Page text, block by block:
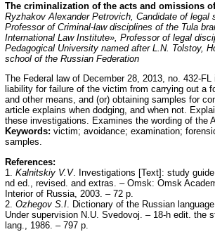
The criminalization of the acts and omissions
Ryzhakov Alexander Petrovich, Candidate of legal
Professor of Criminal-law disciplines of the Tula
International Law Institute», Professor of legal
Pedagogical University named after L.N. Tolstoy,
school of the Russian Federation
The Federal law of December 28, 2013, no. 432-FL
liability for failure of the victim from carrying out a
and other means, and (or) obtaining samples for
article explains when dodging, and when not.
these investigations. Examines the wording of the
Keywords: victim; avoidance; examination;
samples.
References:
1. Kalnitskiy V.V. Investigations [Text]: study
nd ed., revised. and extras. – Omsk: Omsk
Interior of Russia, 2003. – 72 р.
2. Ozhegov S.I . Dictionary of the Russian
Under supervision N.U. Svedovoj. – 18-h edit. the
lang., 1986. – 797 p.